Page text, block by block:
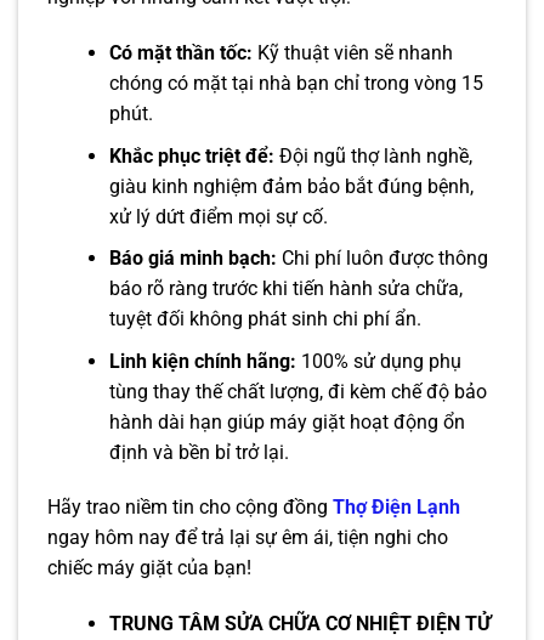
Có mặt thần tốc: Kỹ thuật viên sẽ nhanh
chóng có mặt tại nhà bạn chỉ trong vòng 15
phút.
Khắc phục triệt để: Đội ngũ thợ lành nghề,
giàu kinh nghiệm đảm bảo bắt đúng bệnh,
xử lý dứt điểm mọi sự cố.
Báo giá minh bạch: Chi phí luôn được thông
báo rõ ràng trước khi tiến hành sửa chữa,
tuyệt đối không phát sinh chi phí ẩn.
Linh kiện chính hãng: 100% sử dụng phụ
tùng thay thế chất lượng, đi kèm chế độ bảo
hành dài hạn giúp máy giặt hoạt động ổn
định và bền bỉ trở lại.
Hãy trao niềm tin cho cộng đồng Thợ Điện Lạnh
ngay hôm nay để trả lại sự êm ái, tiện nghi cho
chiếc máy giặt của bạn!
TRUNG TÂM SỬA CHỮA CƠ NHIỆT ĐIỆN TỬ